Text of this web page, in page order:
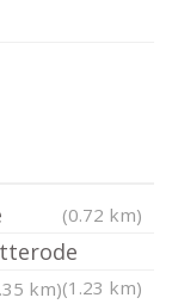
(0.72 km)
(1.23 km)
km)